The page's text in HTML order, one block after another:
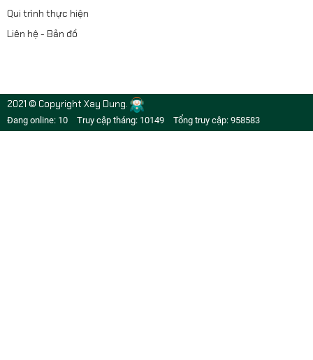
Qui trình thực hiện
Liên hệ - Bản đồ
2021 © Copyright Xay Dung.
Đang online: 10 Truy cập tháng: 10149 Tổng truy cập: 958583